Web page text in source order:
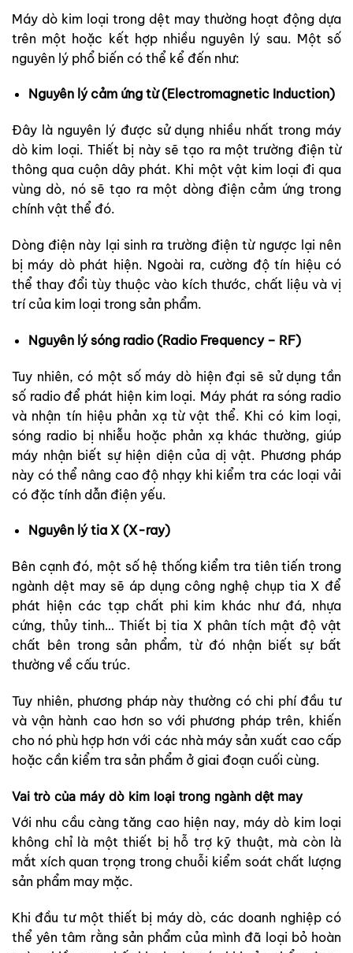
Máy dò kim loại trong dệt may thường hoạt động dựa
trên một hoặc kết hợp nhiều nguyên lý sau. Một số
nguyên lý phổ biến có thể kể đến như:
Nguyên lý cảm ứng từ (Electromagnetic Induction)
Đây là nguyên lý được sử dụng nhiều nhất trong máy
dò kim loại. Thiết bị này sẽ tạo ra một trường điện từ
thông qua cuộn dây phát. Khi một vật kim loại đi qua
vùng dò, nó sẽ tạo ra một dòng điện cảm ứng trong
chính vật thể đó.
Dòng điện này lại sinh ra trường điện từ ngược lại nên
bị máy dò phát hiện. Ngoài ra, cường độ tín hiệu có
thể thay đổi tùy thuộc vào kích thước, chất liệu và vị
trí của kim loại trong sản phẩm.
Nguyên lý sóng radio (Radio Frequency – RF)
Tuy nhiên, có một số máy dò hiện đại sẽ sử dụng tần
số radio để phát hiện kim loại. Máy phát ra sóng radio
và nhận tín hiệu phản xạ từ vật thể. Khi có kim loại,
sóng radio bị nhiễu hoặc phản xạ khác thường, giúp
máy nhận biết sự hiện diện của dị vật. Phương pháp
này có thể nâng cao độ nhạy khi kiểm tra các loại vải
có đặc tính dẫn điện yếu.
Nguyên lý tia X (X-ray)
Bên cạnh đó, một số hệ thống kiểm tra tiên tiến trong
ngành dệt may sẽ áp dụng công nghệ chụp tia X để
phát hiện các tạp chất phi kim khác như đá, nhựa
cứng, thủy tinh… Thiết bị tia X phân tích mật độ vật
chất bên trong sản phẩm, từ đó nhận biết sự bất
thường về cấu trúc.
Tuy nhiên, phương pháp này thường có chi phí đầu tư
và vận hành cao hơn so với phương pháp trên, khiến
cho nó phù hợp hơn với các nhà máy sản xuất cao cấp
hoặc cần kiểm tra sản phẩm ở giai đoạn cuối cùng.
Vai trò của máy dò kim loại trong ngành dệt may
Với nhu cầu càng tăng cao hiện nay, máy dò kim loại
không chỉ là một thiết bị hỗ trợ kỹ thuật, mà còn là
mắt xích quan trọng trong chuỗi kiểm soát chất lượng
sản phẩm may mặc.
Khi đầu tư một thiết bị máy dò, các doanh nghiệp có
thể yên tâm rằng sản phẩm của mình đã loại bỏ hoàn